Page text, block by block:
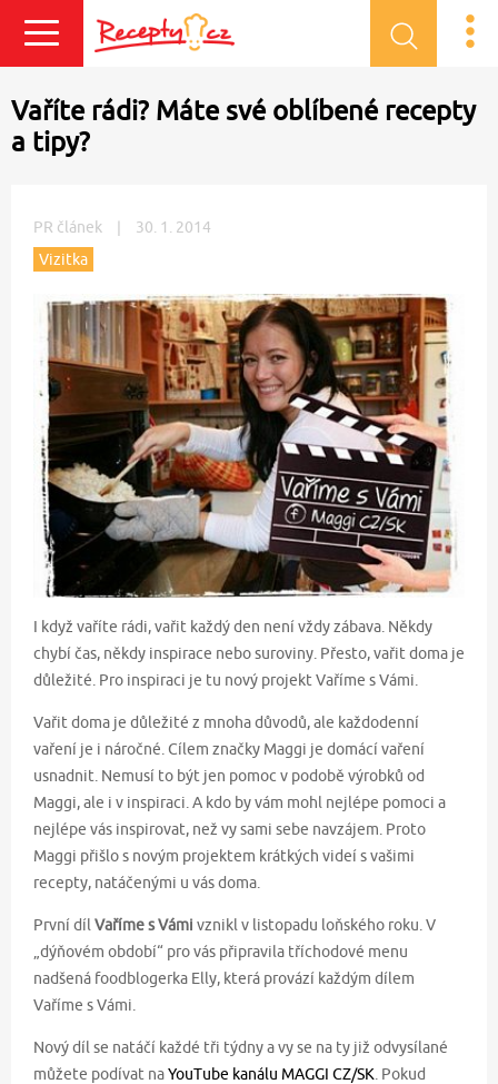
Přihlásit se
Vaříte rádi? Máte své oblíbené recepty
a tipy?
PR článek
30. 1. 2014
Vizitka
I když vaříte rádi, vařit každý den není vždy zábava. Někdy
chybí čas, někdy inspirace nebo suroviny. Přesto, vařit doma je
důležité. Pro inspiraci je tu nový projekt Vaříme s Vámi.
Vařit doma je důležité z mnoha důvodů, ale každodenní
vaření je i náročné. Cílem značky Maggi je domácí vaření
usnadnit. Nemusí to být jen pomoc v podobě výrobků od
Maggi, ale i v inspiraci. A kdo by vám mohl nejlépe pomoci a
nejlépe vás inspirovat, než vy sami sebe navzájem. Proto
Maggi přišlo s novým projektem krátkých videí s vašimi
recepty, natáčenými u vás doma.
První díl Vaříme s Vámi vznikl v listopadu loňského roku. V
„dýňovém období“ pro vás připravila tříchodové menu
nadšená foodblogerka Elly, která provází každým dílem
Vaříme s Vámi.
Nový díl se natáčí každé tři týdny a vy se na ty již odvysílané
můžete podívat naYouTube kanálu MAGGI CZ/SK . Pokud